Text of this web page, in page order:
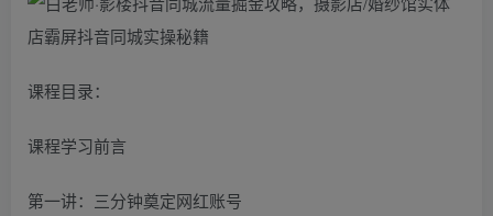
课程目录：
课程学习前言
第一讲：三分钟奠定网红账号